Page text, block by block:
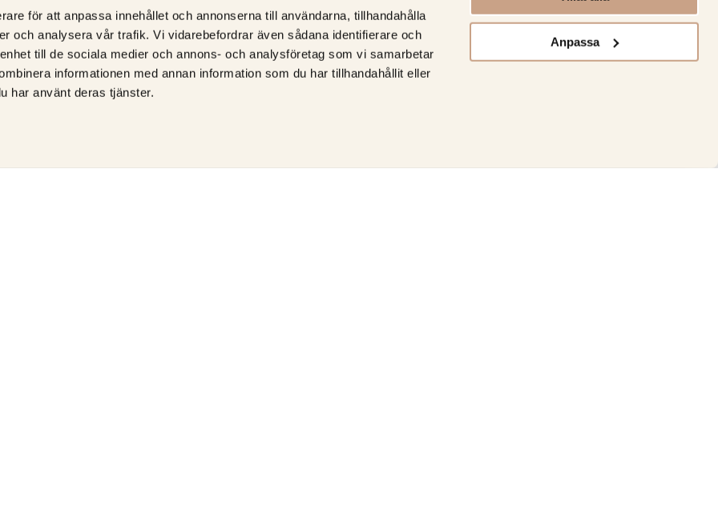
för att anpassa innehållet och annonserna till användarna, tillhandahålla
och analysera vår trafik. Vi vidarebefordrar även sådana identifierare och
till de sociala medier och annons- och analysföretag som vi samarbetar
informationen med annan information som du har tillhandahållit eller
har använt deras tjänster.
Anpassa